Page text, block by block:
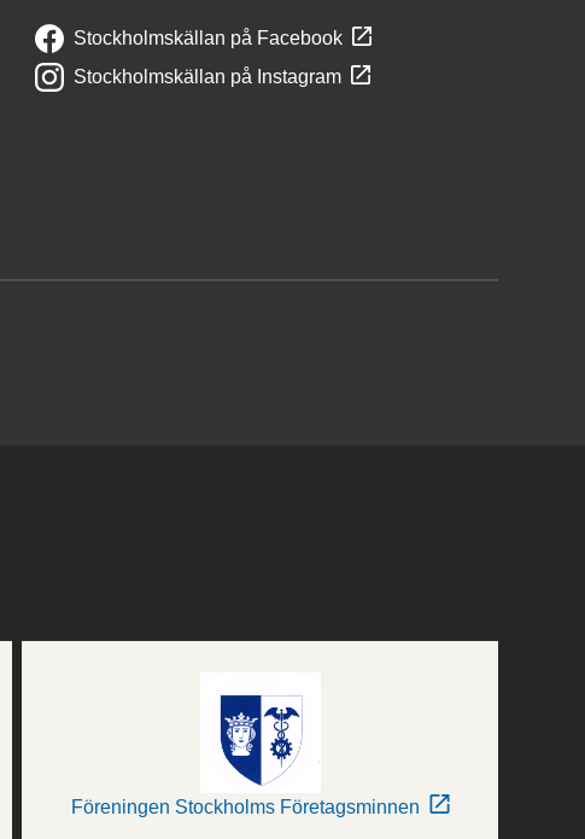
Stockholmskällan på Facebook
Stockholmskällan på Instagram
Föreningen Stockholms Företagsminnen